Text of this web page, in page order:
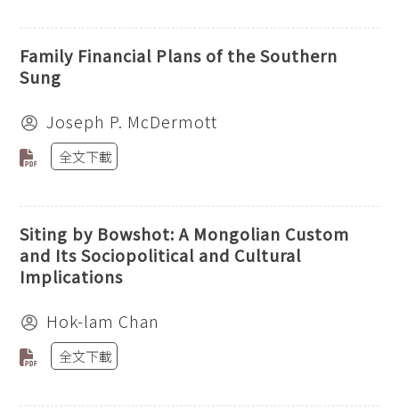
Family Financial Plans of the Southern
Sung
Joseph P. McDermott
全文下載
Siting by Bowshot: A Mongolian Custom
and Its Sociopolitical and Cultural
Implications
Hok-lam Chan
全文下載